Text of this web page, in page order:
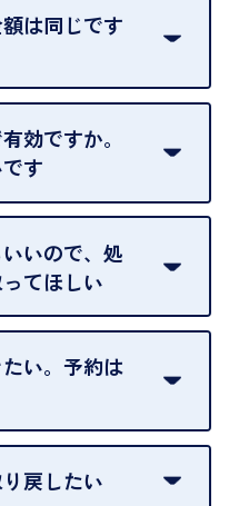
。
は同じです
するため、査定した日
はございます。
効ですか。
す
。
、翌日には査定額が変
いので、処
てほしい
よってはお断りすること
い。
い。予約は
はご来店の予約は承って
戻したい